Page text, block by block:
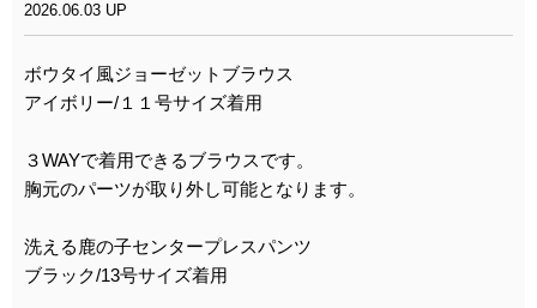
2026.06.03 UP
ボウタイ風ジョーゼットブラウス
アイボリー/１１号サイズ着用
３WAYで着用できるブラウスです。
胸元のパーツが取り外し可能となります。
洗える鹿の子センタープレスパンツ
ブラック/13号サイズ着用